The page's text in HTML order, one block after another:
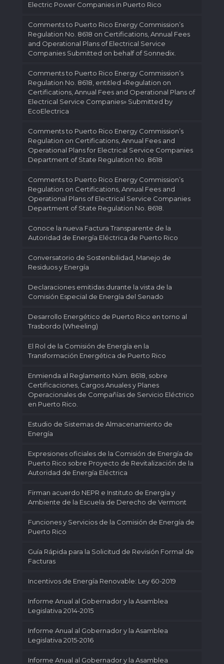
Electric Power Companies in Puerto Rico
Comments to Puerto Rico Energy Commission’s
Regulation No. 8618 on Certifications, Annual Fees
and Operational Plans of Electrical Service
Companies Submitted on behalf of Sonnedix.
Comments to Puerto Rico Energy Commission’s
Regulation No. 8618, entitled «Regulation on
Certifications, Annual Fees and Operational Plans of
Electrical Service Companies» Submitted by
EcoElectrica
Comments to Puerto Rico Energy Commission’s
Regulation on Certifications, Annual Fees and
Operational Plans for Electrical Service Companies
Department of State Regulation No. 8618
Comments to Puerto Rico Energy Commission’s
Regulation on Certifications, Annual Fees and
Operational Plans of Electrical Service Companies
Department of State Regulation No. 8618.
Conoce la nueva Factura Transparente de la
Autoridad de Energía Eléctrica de Puerto Rico
Conversatorio de Sostenibilidad, Manejo de
Residuos y Energía
Declaraciones emitidas durante la vista de la
Comisión Especial de Energía del Senado
Desarrollo Energético de Puerto Rico en torno al
Trasbordo (Wheeling)
El Rol de la Comisión de Energía en la
Transformación Energética de Puerto Rico
Enmienda al Reglamento Núm. 8618, sobre
Certificaciones, Cargos Anuales y Planes
Operacionales de Compañías de Servicio Eléctrico
en Puerto Rico.
Estudio de Sistemas de Almacenamiento de
Energía
Expresiones oficiales de la Comisión de Energía de
Puerto Rico sobre Proyecto de Revitalización de la
Autoridad de Energía Eléctrica
Firman acuerdo NEPR e Instituto de Energía y
Ambiente de la Escuela de Derecho de Vermont
Funciones y Servicios de la Comisión de Energía de
Puerto Rico
Guía Rápida para la Solicitud de Revisión Formal de
Facturas
Incentivos de Energía Renovable: Ley 60-2019
Informe Anual al Gobernador y la Asamblea
Legislativa 2014-2015
Informe Anual al Gobernador y la Asamblea
Legislativa 2015-2016
Informe Anual al Gobernador y la Asamblea